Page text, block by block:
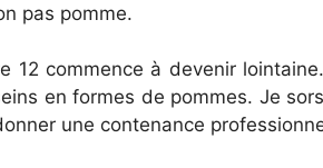
pas pomme.
12 commence à devenir
en formes de pommes. Je
une contenance